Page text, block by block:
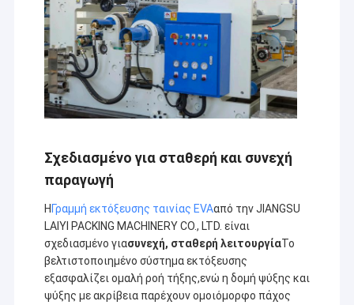
Σχεδιασμένο για σταθερή και συνεχή
παραγωγή
Η Γραμμή εκτόξευσης ταινίας EVAαπό την JIANGSU
LAIYI PACKING MACHINERY CO., LTD. είναι
σχεδιασμένο γιασυνεχή, σταθερή λειτουργίαΤο
βελτιστοποιημένο σύστημα εκτόξευσης
εξασφαλίζει ομαλή ροή τήξης,ενώ η δομή ψύξης και
ψύξης με ακρίβεια παρέχουν ομοιόμορφο πάχος